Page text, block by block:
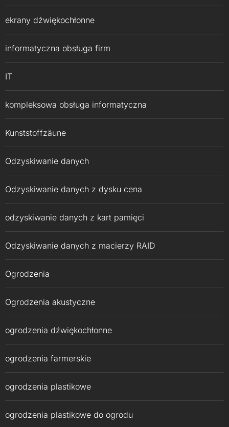
ekrany dźwiękochłonne
informatyczna obsługa firm
IT
kompleksowa obsługa informatyczna
Kunststoffzäune
Odzyskiwanie danych
Odzyskiwanie danych z dysku cena
odzyskiwanie danych z kart pamięci
Odzyskiwanie danych z macierzy RAID
Ogrodzenia
Ogrodzenia akustyczne
ogrodzenia dźwiękochłonne
ogrodzenia farmerskie
ogrodzenia plastikowe
ogrodzenia plastikowe do ogrodu